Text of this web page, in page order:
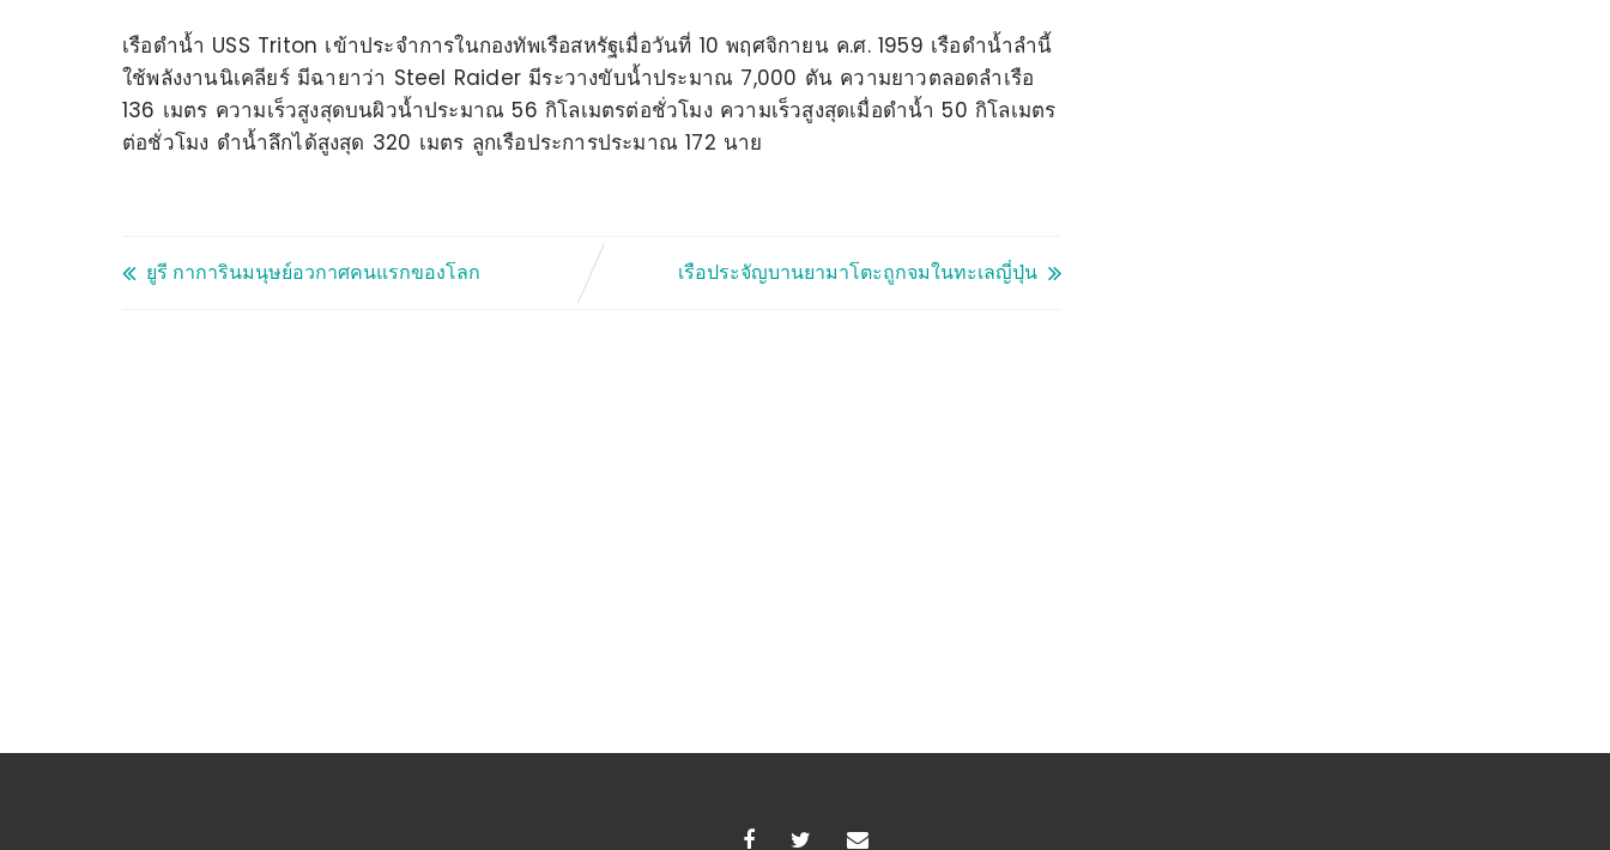
เรือดำน้ำ USS Triton เข้าประจำการในกองทัพเรือสหรัฐเมื่อวันที่ 10 พฤศจิกายน ค.ศ. 1959 เรือดำน้ำลำนี้
ใช้พลังงานนิเคลียร์ มีฉายาว่า Steel Raider มีระวางขับน้ำประมาณ 7,000 ตัน ความยาวตลอดลำเรือ
136 เมตร ความเร็วสูงสุดบนผิวน้ำประมาณ 56 กิโลเมตรต่อชั่วโมง ความเร็วสูงสุดเมื่อดำน้ำ 50 กิโลเมตร
ต่อชั่วโมง ดำน้ำลึกได้สูงสุด 320 เมตร ลูกเรือประการประมาณ 172 นาย
ยูรี กาการินมนุษย์อวกาศคนแรกของโลก เรือประจัญบานยามาโตะถูกจมในทะเลญี่ปุ่น